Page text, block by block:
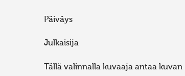
Päiväys
Julkaisija
Tällä valinnalla kuvaaja antaa kuvan